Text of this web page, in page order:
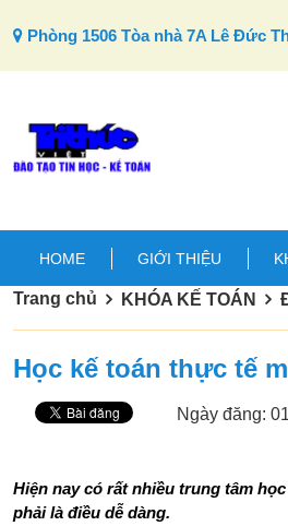
Phòng 1506 Tòa nhà 7A Lê Đức
HOME GIỚI THIỆU
Trang chủ KHÓA KẾ TOÁN
Học kế toán thực tế
Ngày đăng:
Hiện nay có rất nhiềutrung tâm
phải là điều dễ dàng.